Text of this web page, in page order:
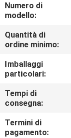
CONTROLLO
DI
QUALITÀ
MAPPA
DEL
SITO
Numero di
modello:
Quantità di
ordine minimo:
Imballaggi
particolari:
Tempi di
consegna:
Termini di
pagamento: